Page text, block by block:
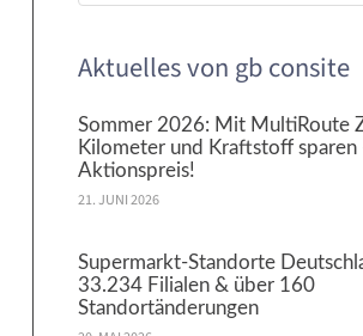
Aktuelles von gb consite
Sommer 2026: Mit MultiRoute
Kilometer und Kraftstoff sparen
Aktionspreis!
21. JUNI 2026
Supermarkt-Standorte
33.234 Filialen & über 160
Standortänderungen